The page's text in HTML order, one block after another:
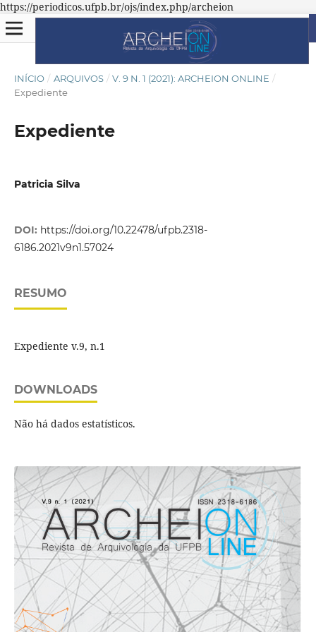
https://periodicos.ufpb.br/ojs/index.php/archeion
INÍCIO / ARQUIVOS / V. 9 N. 1 (2021): ARCHEION ONLINE /
Expediente
Expediente
Patricia Silva
DOI: https://doi.org/10.22478/ufpb.2318-
6186.2021v9n1.57024
RESUMO
Expediente v.9, n.1
DOWNLOADS
Não há dados estatísticos.